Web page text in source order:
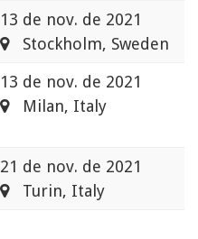
13 de nov. de 2021
Stockholm, Sweden
13 de nov. de 2021
Milan, Italy
21 de nov. de 2021
Turin, Italy